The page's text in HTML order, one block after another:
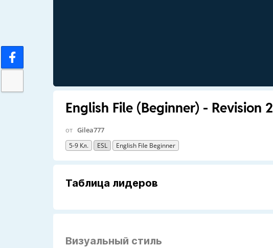
English File (Beginner) - Revision 2
от Gilea777
5-9 Кл. ESL English File Beginner
Таблица лидеров
Визуальный стиль